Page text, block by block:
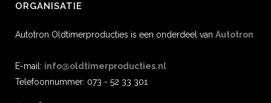
ORGANISATIE
Autotron Oldtimerproducties is een onderdeel van Autotron
E-mail: info@oldtimerproducties.nl
Telefoonnummer: 073 - 52 33 301